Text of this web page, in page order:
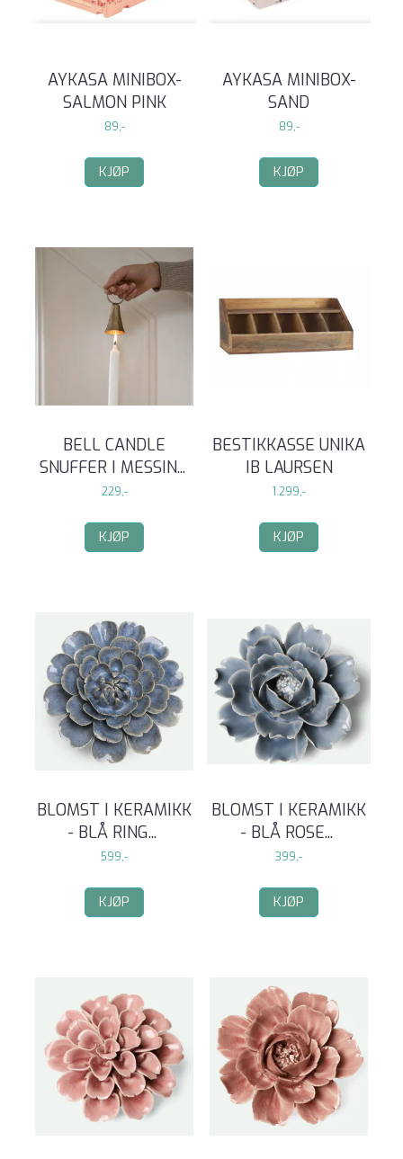
AYKASA MINIBOX-
SALMON PINK
89,-
KJØP
AYKASA MINIBOX-
SAND
89,-
KJØP
BELL CANDLE
SNUFFER I MESSIN...
229,-
KJØP
BESTIKKASSE UNIKA
IB LAURSEN
1.299,-
KJØP
BLOMST I KERAMIKK
- BLÅ RING...
599,-
KJØP
BLOMST I KERAMIKK
- BLÅ ROSE...
399,-
KJØP